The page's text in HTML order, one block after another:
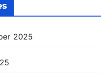
2025